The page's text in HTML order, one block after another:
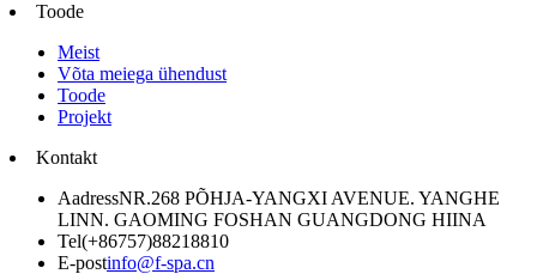
Toode
Meist
Võta meiega ühendust
Toode
Projekt
Kontakt
AadressNR.268 PÕHJA-YANGXI AVENUE. YANGHE
LINN. GAOMING FOSHAN GUANGDONG HIINA
Tel(+86757)88218810
E-postinfo@f-spa.cn